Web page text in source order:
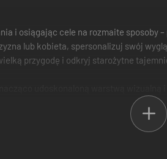
i osiągając cele na rozmaite sposoby
lub kobieta, spersonalizuj swój
przygodę i odkryj starożytne